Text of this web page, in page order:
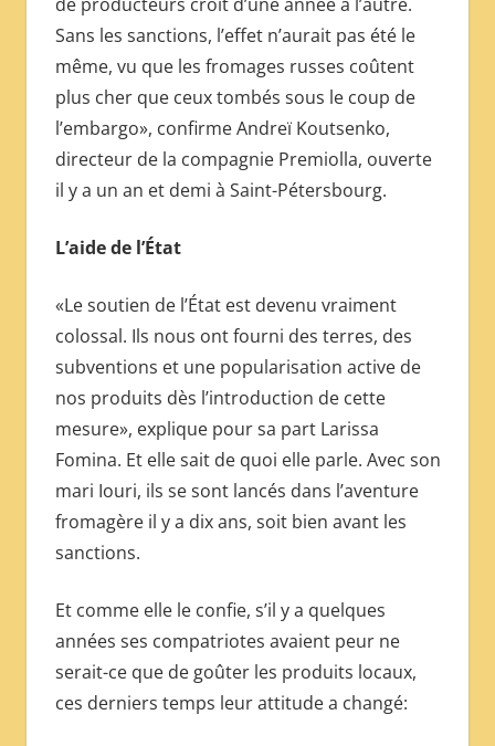
Sans les sanctions, l’effet n’aurait pas été le
même, vu que les fromages russes coûtent
plus cher que ceux tombés sous le coup de
l’embargo», confirme Andreï Koutsenko,
directeur de la compagnie Premiolla, ouverte
il y a un an et demi à Saint-Pétersbourg.
L’aide de l’État
«Le soutien de l’État est devenu vraiment
colossal. Ils nous ont fourni des terres, des
subventions et une popularisation active de
nos produits dès l’introduction de cette
mesure», explique pour sa part Larissa
Fomina. Et elle sait de quoi elle parle. Avec son
mari Iouri, ils se sont lancés dans l’aventure
fromagère il y a dix ans, soit bien avant les
sanctions.
Et comme elle le confie, s’il y a quelques
années ses compatriotes avaient peur ne
serait-ce que de goûter les produits locaux,
ces derniers temps leur attitude a changé: